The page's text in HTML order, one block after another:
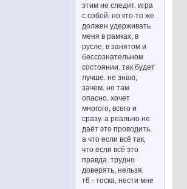
этим не следит. игра
с собой. но кто-то же
должен удерживать
меня в рамках, в
русле, в занятом и
бессознательном
состоянии. так будет
лучше. не знаю,
зачем. но там
опасно. хочет
многого, всего и
сразу. а реально не
даёт это проводить.
а что если всё так,
что если всё это
правда. трудно
доверять, нельзя.
т6 - тоска, нести мне